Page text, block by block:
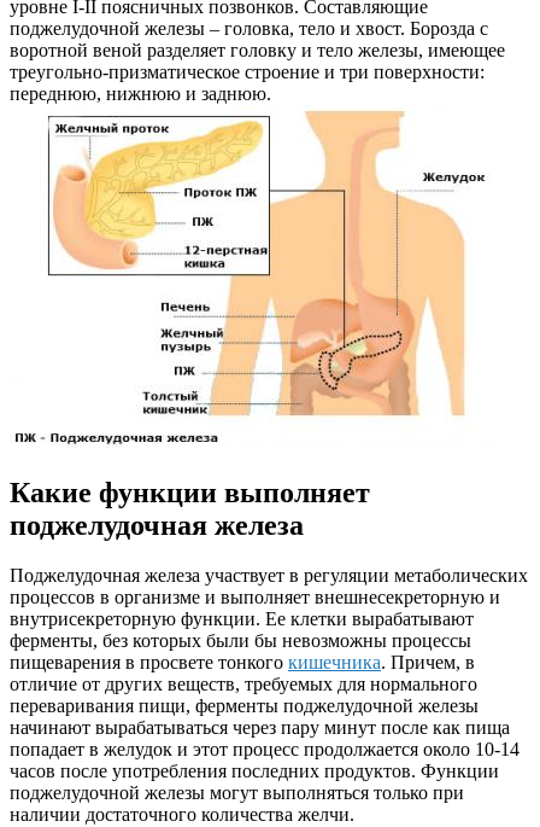
уровне I-II поясничных позвонков. Составляющие
поджелудочной железы – головка, тело и хвост. Борозда с
воротной веной разделяет головку и тело железы, имеющее
треугольно-призматическое строение и три поверхности:
переднюю, нижнюю и заднюю.
Какие функции выполняет
поджелудочная железа
Поджелудочная железа участвует в регуляции метаболических
процессов в организме и выполняет внешнесекреторную и
внутрисекреторную функции. Ее клетки вырабатывают
ферменты, без которых были бы невозможны процессы
пищеварения в просвете тонкого кишечника. Причем, в
отличие от других веществ, требуемых для нормального
переваривания пищи, ферменты поджелудочной железы
начинают вырабатываться через пару минут после как пища
попадает в желудок и этот процесс продолжается около 10-14
часов после употребления последних продуктов. Функции
поджелудочной железы могут выполняться только при
наличии достаточного количества желчи.